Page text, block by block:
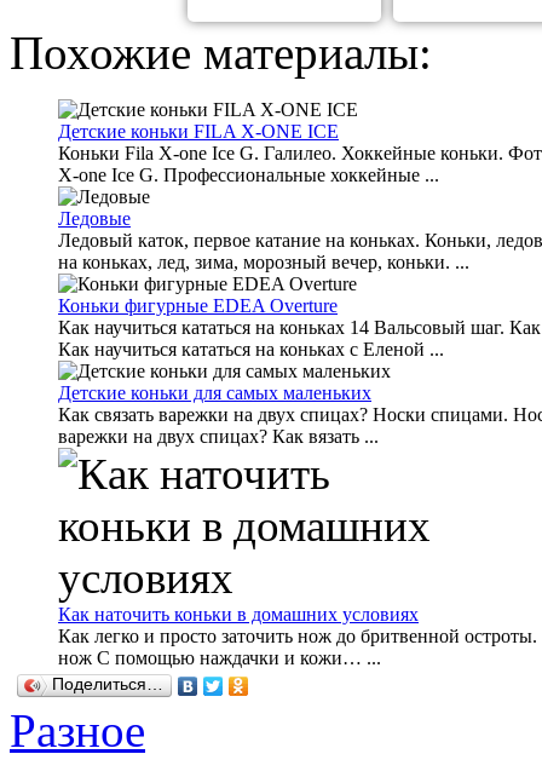
Похожие материалы:
Детские коньки FILA X-ONE ICE
Коньки Fila X-one Ice G. Галилео. Хоккейные коньки.
X-one Ice G. Профессиональные хоккейные ...
Ледовые
Ледовый каток, первое катание на коньках. Коньки,
на коньках, лед, зима, морозный вечер, коньки. ...
Коньки фигурные EDEA Overture
Как научиться кататься на коньках 14 Вальсовый шаг.
Как научиться кататься на коньках с Еленой ...
Детские коньки для самых маленьких
Как связать варежки на двух спицах? Носки спицами.
варежки на двух спицах? Как вязать ...
Как наточить коньки в домашних условиях
Как легко и просто заточить нож до бритвенной
нож С помощью наждачки и кожи… ...
Поделиться…
Разное